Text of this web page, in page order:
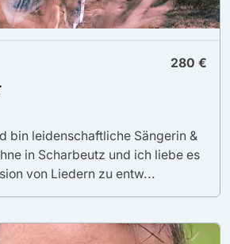
280 €
bin leidenschaftliche Sängerin &
in Scharbeutz und ich liebe es
von Liedern zu entw...